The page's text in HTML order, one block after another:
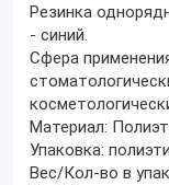
Резинка
- синий.
Сфера
Материал:
Упаковка:
Вес/Кол-во в